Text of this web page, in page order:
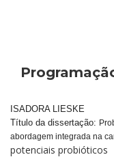
ISADORA LIESKE
Título da dissertação:
abordagem integrada na
potenciais probióticos